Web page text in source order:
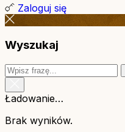
Zaloguj się
Wyszukaj
Ładowanie…
Brak wyników.